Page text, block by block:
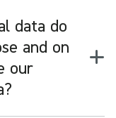
data do
and on
our